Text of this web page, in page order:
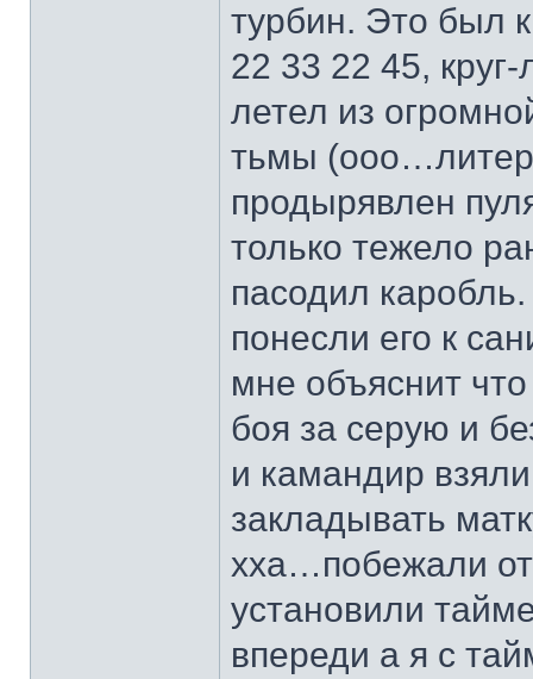
турбин. Это был
22 33 22 45,
летел из
тьмы
продырявлен
только тежело
пасодил
понесли его к
мне объяснит
боя за серую и
и камандир
закладывать
хха…побежали
установили
впереди а я с